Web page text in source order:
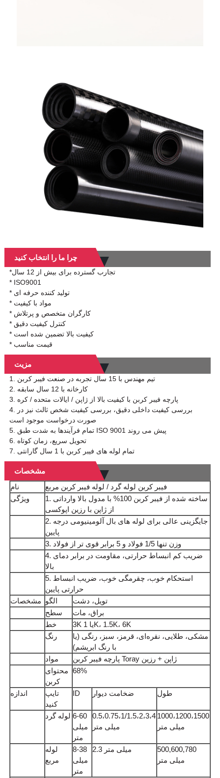
چرا ما را انتخاب کنید
*تجارب گسترده برای بیش از 12 سال
* ISO9001
* تولید کننده حرفه ای
* مواد با کیفیت
* کارگران متخصص و پرتلاش
* کنترل کیفیت دقیق
* کیفیت بالا تضمین شده است
* قیمت مناسب
مزیت
1. تیم مهندس با 15 سال تجربه در صنعت فیبر کربن
2. کارخانه با 12 سال سابقه
3. پارچه فیبر کربن با کیفیت بالا از ژاپن / ایالات متحده / کره
4. بررسی کیفیت داخلی دقیق، بررسی کیفیت شخص ثالث نیز در
صورت درخواست موجود است
5. تمام فرآیندها به شدت طبق ISO 9001 پیش می روند
6. تحویل سریع، زمان کوتاه
7. تمام لوله های فیبر کربن با 1 سال گارانتی
مشخصات
نام
فیبر کربن لوله گرد / لوله فیبر کربن مربع
ویژگی
1. ساخته شده از فیبر کربن 100% با مدول بالا وارداتی
از ژاپن با رزین اپوکسی
2. جایگزینی عالی برای لوله های بال آلومینیومی درجه
پایین
3. وزن تنها 1/5 فولاد و 5 برابر قوی تر از فولاد
4. ضریب کم انبساط حرارتی، مقاومت در برابر دمای
بالا
5. استحکام خوب، چقرمگی خوب، ضریب انبساط
حرارتی پایین
مشخصات الگو
تویل، دشت
سطح
براق، مات
خط
3K یا 1K، 1.5K، 6K
رنگ
مشکی، طلایی، نقره‌ای، قرمز، سبز، رنگی (یا
با رنگ ابریشم)
مواد
پارچه فیبر کربن Toray ژاپن + رزین
محتوای
کربن
68%
اندازه
تایپ
کنید
ID ضخامت دیوار طول
لوله گرد 6-60
میلی
متر
0.5،0.75،1/1.5،2،3،4
میلی متر
1000،1200،1500
میلی متر
لوله
مربع
8-38
میلی
متر
2.3 میلی متر
500,600,780
میلی متر